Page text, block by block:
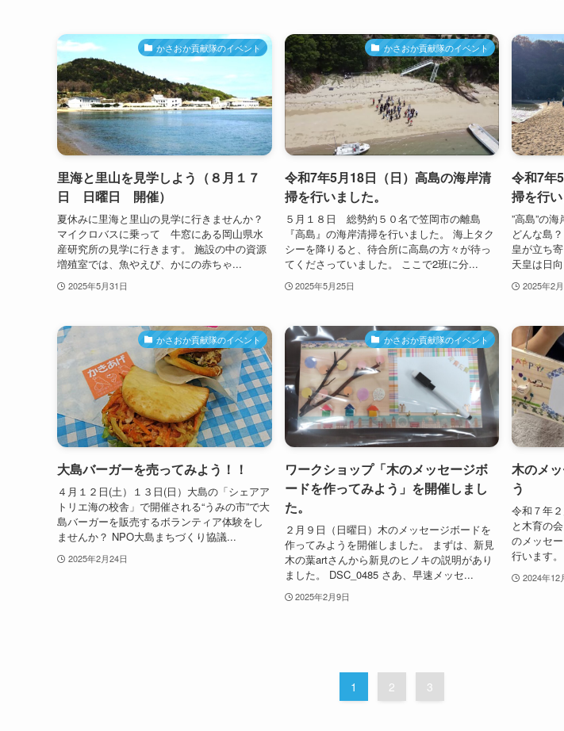
かさおか貢献隊のイベント
里海と里山を見学しよう（８月１７
日 日曜日 開催）
夏休みに里海と里山の見学に行きませんか？
マイクロバスに乗って 牛窓にある岡山県水
産研究所の見学に行きます。 施設の中の資源
増殖室では、魚やえび、かにの赤ちゃ...
2025年5月31日
かさおか貢献隊のイベント
令和7年5月18日（日）高島の海岸清
掃を行いました。
５月１８日 総勢約５０名で笠岡市の離島
『高島』の海岸清掃を行いました。 海上タク
シーを降りると、待合所に高島の方々が待っ
てくださっていました。 ここで2班に分...
2025年5月25日
令和7年
掃を行
”高島”の
どんな島
皇が立ち
天皇は日
2025年2
かさおか貢献隊のイベント
大島バーガーを売ってみよう！！
４月１２日(土）１３日(日）大島の「シェアア
トリエ海の校舎」で開催される“うみの市”で大
島バーガーを販売するボランティア体験をし
ませんか？ NPO大島まちづくり協議...
2025年2月24日
かさおか貢献隊のイベント
ワークショップ「木のメッセージボ
ードを作ってみよう」を開催しまし
た。
２月９日（日曜日）木のメッセージボードを
作ってみようを開催しました。 まずは、新見
木の葉artさんから新見のヒノキの説明があり
ました。 DSC_0485 さあ、早速メッセ...
2025年2月9日
木のメ
う
令和７年
と木育の
のメッセ
行います
2024年12
1 2 3